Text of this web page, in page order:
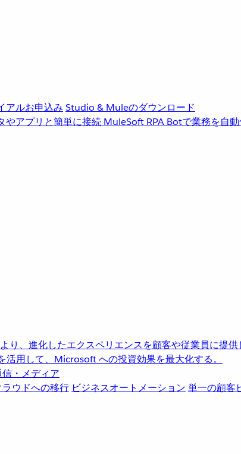
アルお申込み Studio & Muleのダウンロード
やアプリと簡単に接続 MuleSoft RPA Botで業務を自
り、進化したエクスペリエンスを顧客や従業員に提供
活用して、Microsoft への投資効果を最大化する。
信・メディア
ラウドへの移行 ビジネスオートメーション 単一の顧客